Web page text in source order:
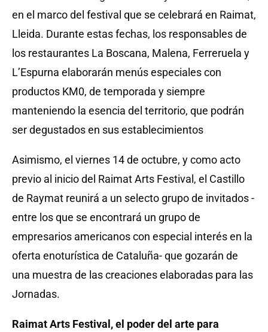
en el marco del festival que se celebrará en Raimat,
Lleida. Durante estas fechas, los responsables de
los restaurantes La Boscana, Malena, Ferreruela y
L’Espurna elaborarán menús especiales con
productos KM0, de temporada y siempre
manteniendo la esencia del territorio, que podrán
ser degustados en sus establecimientos
Asimismo, el viernes 14 de octubre, y como acto
previo al inicio del Raimat Arts Festival, el Castillo
de Raymat reunirá a un selecto grupo de invitados -
entre los que se encontrará un grupo de
empresarios americanos con especial interés en la
oferta enoturística de Cataluña- que gozarán de
una muestra de las creaciones elaboradas para las
Jornadas.
Raimat Arts Festival, el poder del arte para